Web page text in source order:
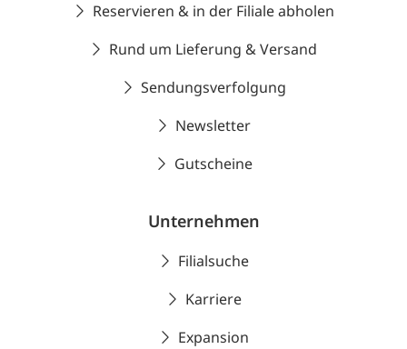
Reservieren & in der Filiale abholen
Rund um Lieferung & Versand
Sendungsverfolgung
Newsletter
Gutscheine
Unternehmen
Filialsuche
Karriere
Expansion